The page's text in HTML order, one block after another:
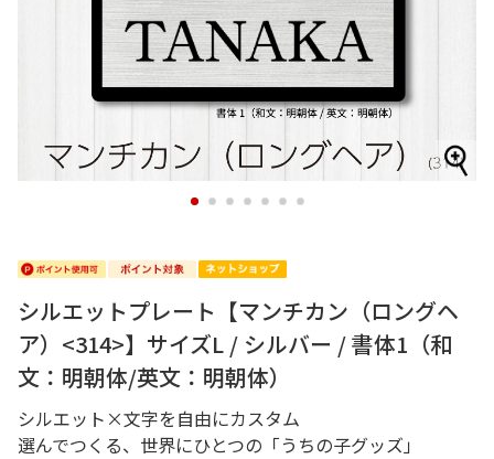
1 2 3 4 5 6 7
シルエットプレート【マンチカン（ロングヘ
ア）<314>】サイズL / シルバー / 書体1（和
文：明朝体/英文：明朝体）
シルエット×文字を自由にカスタム
選んでつくる、世界にひとつの「うちの子グッズ」